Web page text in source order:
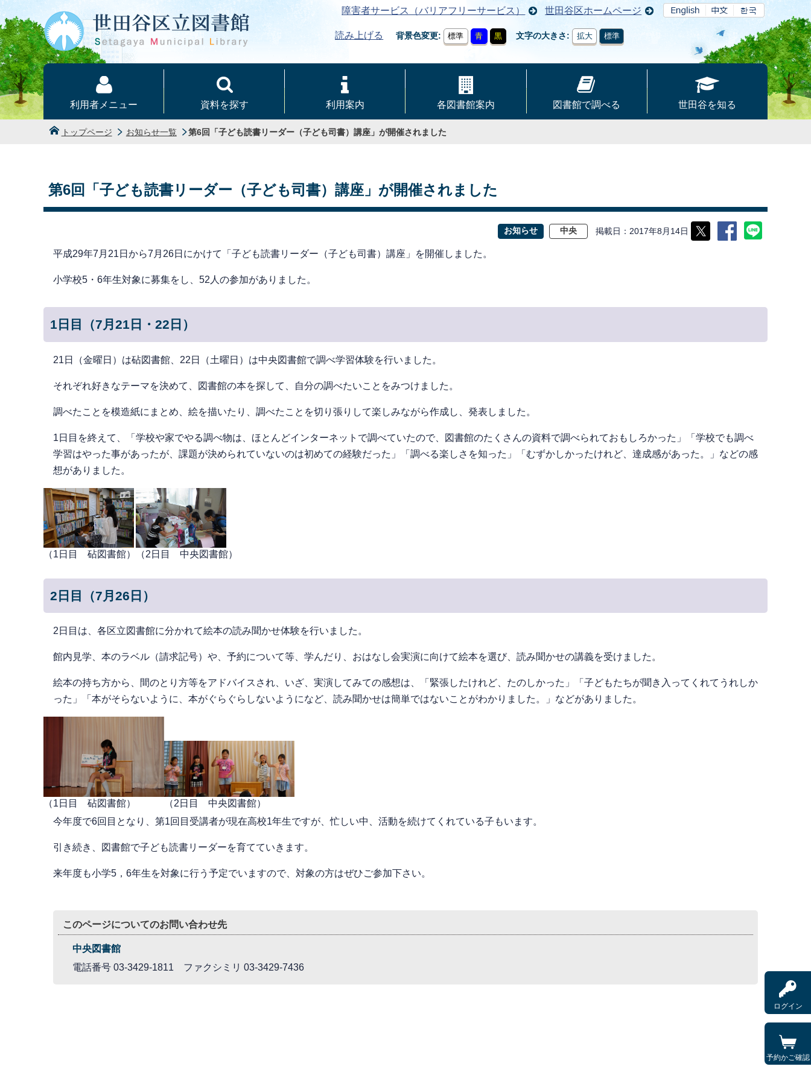
本文へ
障害者サービス（バリアフリーサービス） 世田谷区ホームページ
読み上げる 背景色変更 標準 青 黒 文字の大きさ 拡大 標準
ログイン
予約かご確認
利用者メニュー 資料を探す 利用案内 各図書館案内 図書館で調べる 世田谷を知る
トップページ お知らせ一覧 第6回「子ども読書リーダー（子ども司書）講座」が開催されました
第6回「子ども読書リーダー（子ども司書）講座」が開催されました
お知らせ 中央 掲載日 2017年8月14日
平成29年7月21日から7月26日にかけて「子ども読書リーダー（子ども司書）講座」を開催しました。
小学校5・6年生対象に募集をし、52人の参加がありました。
1日目（7月21日・22日）
21日（金曜日）は砧図書館、22日（土曜日）は中央図書館で調べ学習体験を行いました。
それぞれ好きなテーマを決めて、図書館の本を探して、自分の調べたいことをみつけました。
調べたことを模造紙にまとめ、絵を描いたり、調べたことを切り張りして楽しみながら作成し、発表しました。
1日目を終えて、「学校や家でやる調べ物は、ほとんどインターネットで調べていたので、図書館のたくさんの資料で調べられておもしろかった」「学校でも調べ
学習はやった事があったが、課題が決められていないのは初めての経験だった」「調べる楽しさを知った」「むずかしかったけれど、達成感があった。」などの感
想がありました。
（1日目 砧図書館） （2日目 中央図書館）
2日目（7月26日）
2日目は、各区立図書館に分かれて絵本の読み聞かせ体験を行いました。
館内見学、本のラベル（請求記号）や、予約について等、学んだり、おはなし会実演に向けて絵本を選び、読み聞かせの講義を受けました。
絵本の持ち方から、間のとり方等をアドバイスされ、いざ、実演してみての感想は、「緊張したけれど、たのしかった」「子どもたちが聞き入ってくれてうれしか
った」「本がそらないように、本がぐらぐらしないようになど、読み聞かせは簡単ではないことがわかりました。」などがありました。
（1日目 砧図書館）
（2日目 中央図書館）
今年度で6回目となり、第1回目受講者が現在高校1年生ですが、忙しい中、活動を続けてくれている子もいます。
引き続き、図書館で子ども読書リーダーを育てていきます。
来年度も小学5，6年生を対象に行う予定でいますので、対象の方はぜひご参加下さい。
このページについてのお問い合わせ先
中央図書館
電話番号 03-3429-1811 ファクシミリ 03-3429-7436